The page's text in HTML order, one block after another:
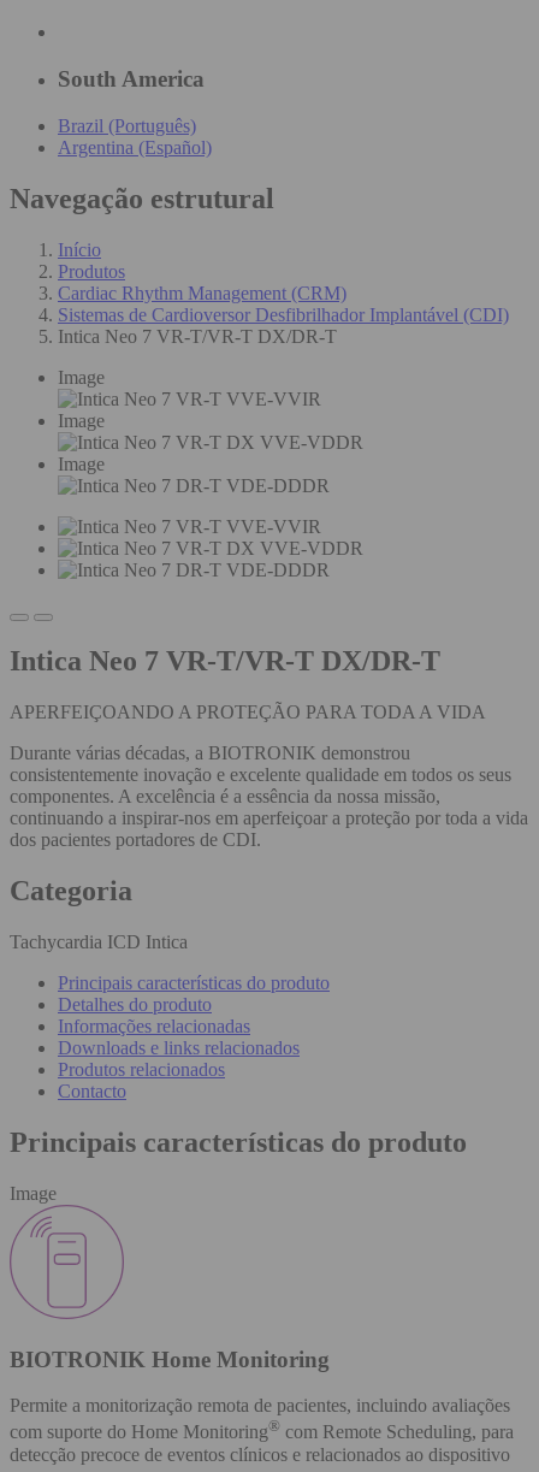
South America
Brazil (Português)
Argentina (Español)
Navegação estrutural
Início
Produtos
Cardiac Rhythm Management (CRM)
Sistemas de Cardioversor Desfibrilhador Implantável (CDI)
Intica Neo 7 VR-T/VR-T DX/DR-T
Image
Image
Image
Intica Neo 7 VR-T/VR-T DX/DR-T
APERFEIÇOANDO A PROTEÇÃO PARA TODA A VIDA
Durante várias décadas, a BIOTRONIK demonstrou
consistentemente inovação e excelente qualidade em todos os seus
componentes. A excelência é a essência da nossa missão,
continuando a inspirar-nos em aperfeiçoar a proteção por toda a vida
dos pacientes portadores de CDI.
Categoria
Tachycardia ICD Intica
Principais características do produto
Detalhes do produto
Informações relacionadas
Downloads e links relacionados
Produtos relacionados
Contacto
Principais características do produto
Image
BIOTRONIK Home Monitoring
Permite a monitorização remota de pacientes, incluindo avaliações
com suporte do Home Monitoring® com Remote Scheduling, para
detecção precoce de eventos clínicos e relacionados ao dispositivo